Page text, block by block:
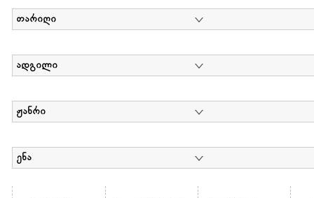
თარიღი
ადგილი
ჟანრი
ენა